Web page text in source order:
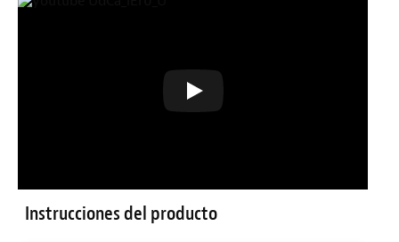
Instrucciones del producto